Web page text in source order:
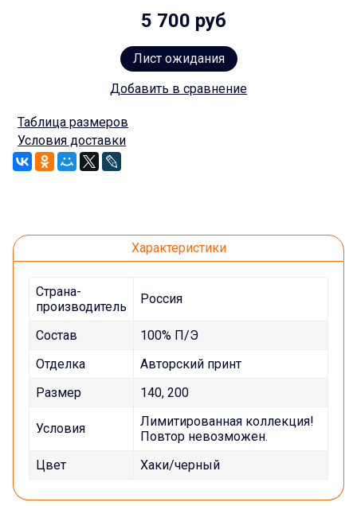
5 700 руб
Лист ожидания
Добавить в сравнение
Таблица размеров
Условия доставки
Характеристики
Страна-
производитель
Россия
Состав
100% П/Э
Отделка
Авторский принт
Размер
140, 200
Условия
Лимитированная коллекция!
Повтор невозможен.
Цвет
Хаки/черный